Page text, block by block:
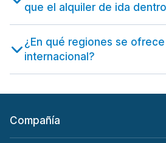
que el alquiler de ida
¿En qué regiones se
internacional?
Compañía